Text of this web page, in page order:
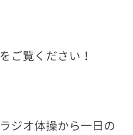
ご覧ください！
ジオ体操から一日の